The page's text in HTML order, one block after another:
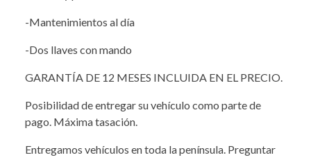
-Mantenimientos al día
-Dos llaves con mando
GARANTÍA DE 12 MESES INCLUIDA EN EL PRECIO.
Posibilidad de entregar su vehículo como parte de
pago. Máxima tasación.
Entregamos vehículos en toda la península. Preguntar